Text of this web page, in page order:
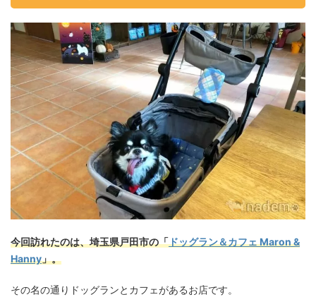
今回訪れたのは、埼玉県戸田市の「ドッグラン＆カフェ Maron &
Hanny」。
その名の通りドッグランとカフェがあるお店です。